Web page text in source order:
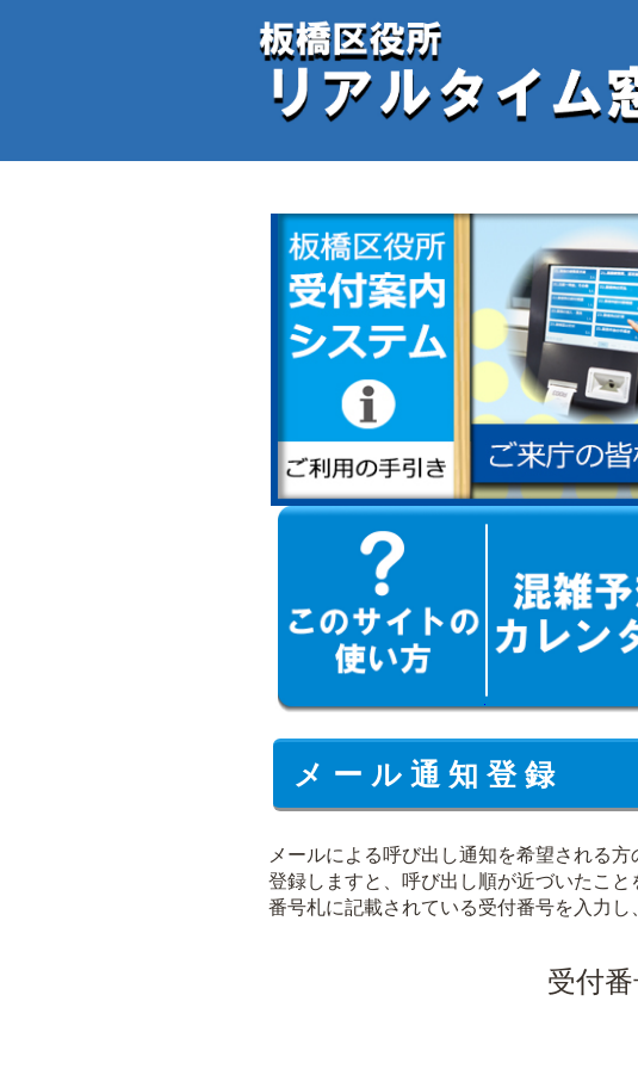
メ ー ル 通 知 登 録
メールによる呼び出し通知を希望される方
登録しますと、呼び出し順が近づいたこと
番号札に記載されている受付番号を入力し
受付番